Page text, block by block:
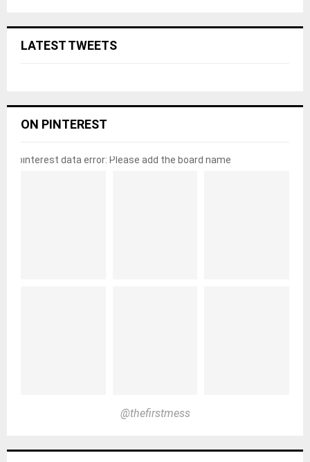
LATEST TWEETS
ON PINTEREST
pinterest data error: Please add the board name
@thefirstmess